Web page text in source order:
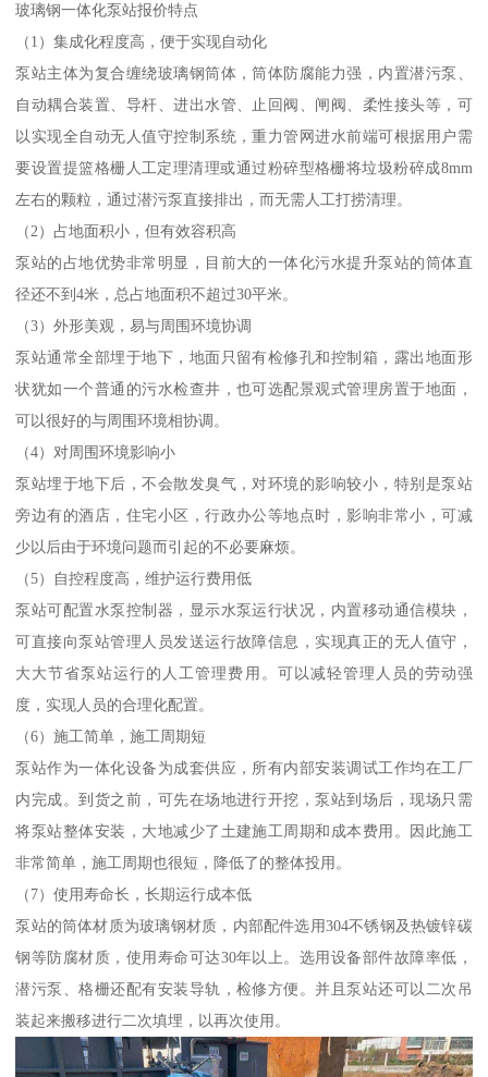
玻璃钢一体化泵站报价特点
（1）集成化程度高，便于实现自动化
泵站主体为复合缠绕玻璃钢筒体，筒体防腐能力强，内置潜污泵、
自动耦合装置、导杆、进出水管、止回阀、闸阀、柔性接头等，可
以实现全自动无人值守控制系统，重力管网进水前端可根据用户需
要设置提篮格栅人工定理清理或通过粉碎型格栅将垃圾粉碎成8mm
左右的颗粒，通过潜污泵直接排出，而无需人工打捞清理。
（2）占地面积小，但有效容积高
泵站的占地优势非常明显，目前大的一体化污水提升泵站的筒体直
径还不到4米，总占地面积不超过30平米。
（3）外形美观，易与周围环境协调
泵站通常全部埋于地下，地面只留有检修孔和控制箱，露出地面形
状犹如一个普通的污水检查井，也可选配景观式管理房置于地面，
可以很好的与周围环境相协调。
（4）对周围环境影响小
泵站埋于地下后，不会散发臭气，对环境的影响较小，特别是泵站
旁边有的酒店，住宅小区，行政办公等地点时，影响非常小，可减
少以后由于环境问题而引起的不必要麻烦。
（5）自控程度高，维护运行费用低
泵站可配置水泵控制器，显示水泵运行状况，内置移动通信模块，
可直接向泵站管理人员发送运行故障信息，实现真正的无人值守，
大大节省泵站运行的人工管理费用。可以减轻管理人员的劳动强
度，实现人员的合理化配置。
（6）施工简单，施工周期短
泵站作为一体化设备为成套供应，所有内部安装调试工作均在工厂
内完成。到货之前，可先在场地进行开挖，泵站到场后，现场只需
将泵站整体安装，大地减少了土建施工周期和成本费用。因此施工
非常简单，施工周期也很短，降低了的整体投用。
（7）使用寿命长，长期运行成本低
泵站的筒体材质为玻璃钢材质，内部配件选用304不锈钢及热镀锌碳
钢等防腐材质，使用寿命可达30年以上。选用设备部件故障率低，
潜污泵、格栅还配有安装导轨，检修方便。并且泵站还可以二次吊
装起来搬移进行二次填埋，以再次使用。